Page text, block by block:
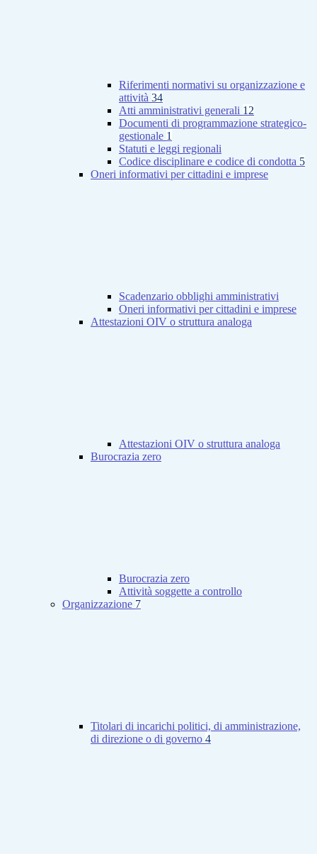
Riferimenti normativi su organizzazione e
attività 34
Atti amministrativi generali 12
Documenti di programmazione strategico-
gestionale 1
Statuti e leggi regionali
Codice disciplinare e codice di condotta 5
Oneri informativi per cittadini e imprese
Scadenzario obblighi amministrativi
Oneri informativi per cittadini e imprese
Attestazioni OIV o struttura analoga
Attestazioni OIV o struttura analoga
Burocrazia zero
Burocrazia zero
Attività soggette a controllo
Organizzazione 7
Titolari di incarichi politici, di amministrazione,
di direzione o di governo 4